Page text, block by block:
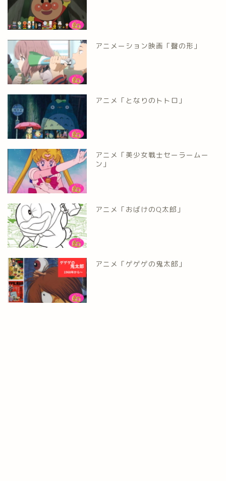
アニメーション映画「聲の形」
アニメ「となりのトトロ」
アニメ「美少女戦士セーラームー
ン」
アニメ「おばけのQ太郎」
アニメ「ゲゲゲの鬼太郎」